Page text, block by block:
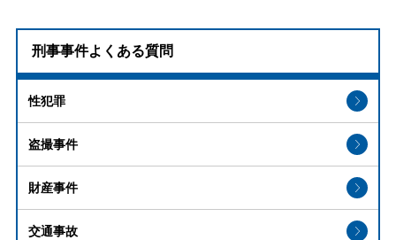
刑事事件よくある質問
性犯罪
盗撮事件
財産事件
交通事故